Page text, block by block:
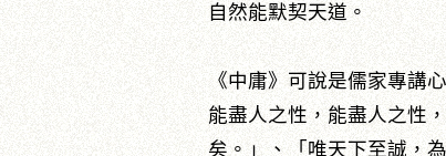
自然能默契天道。
《中庸》可說是儒家專講
能盡人之性，能盡人之性
矣。」、「唯天下至誠，